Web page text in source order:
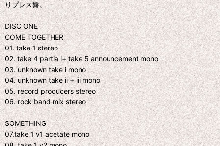
りプレス盤。
DISC ONE
COME TOGETHER
01. take 1 stereo
02. take 4 partia l+ take 5 announcement mono
03. unknown take i mono
04. unknown take ii + iii mono
05. record producers stereo
06. rock band mix stereo
SOMETHING
07.take 1 v1 acetate mono